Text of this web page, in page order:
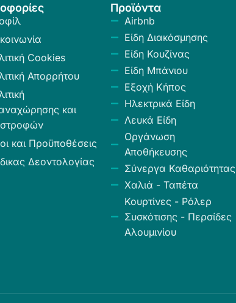
Cookies
Απορρήτου
και
και Προϋποθέσεις
Δεοντολογίας
Προϊόντα
Airbnb
Είδη Διακόσμησης
Είδη Κουζίνας
Είδη Μπάνιου
Εξοχή Κήπος
Ηλεκτρικά Είδη
Λευκά Είδη
Οργάνωση
Αποθήκευσης
Σύνεργα Καθαριότητας
Χαλιά - Ταπέτα
Κουρτίνες - Ρόλερ
Συσκότισης - Περσίδες
Αλουμινίου